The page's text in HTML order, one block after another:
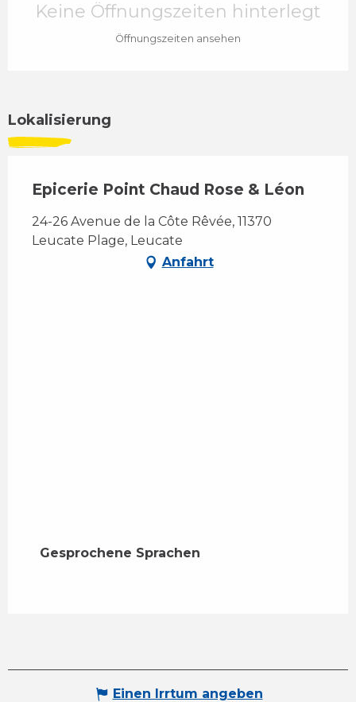
Keine Öffnungszeiten hinterlegt
Öffnungszeiten ansehen
Lokalisierung
Epicerie Point Chaud Rose & Léon
24-26 Avenue de la Côte Rêvée, 11370
Leucate Plage, Leucate
Anfahrt
Gesprochene Sprachen
Gesprochene Sprachen
Einen Irrtum angeben